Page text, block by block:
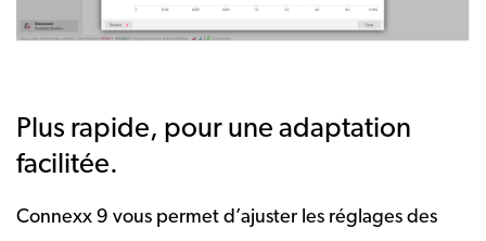
Plus rapide, pour une adaptation
facilitée.
Connexx 9 vous permet d’ajuster les réglages des